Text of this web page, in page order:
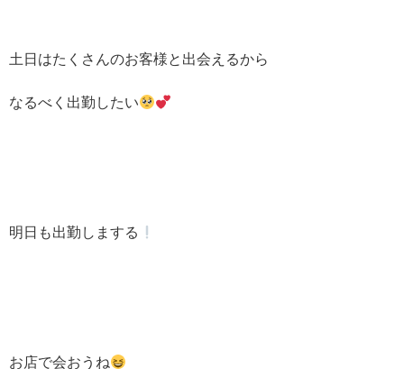
土日はたくさんのお客様と出会えるから
なるべく出勤したい
明日も出勤しまする
お店で会おうね